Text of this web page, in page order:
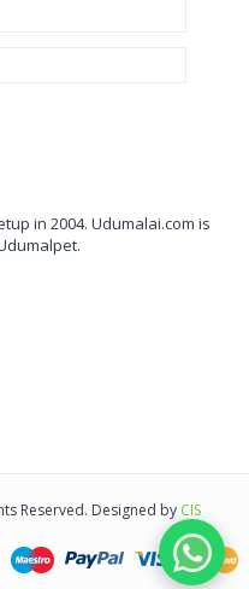
in 2004. Udumalai.com is
Reserved. Designed by CIS